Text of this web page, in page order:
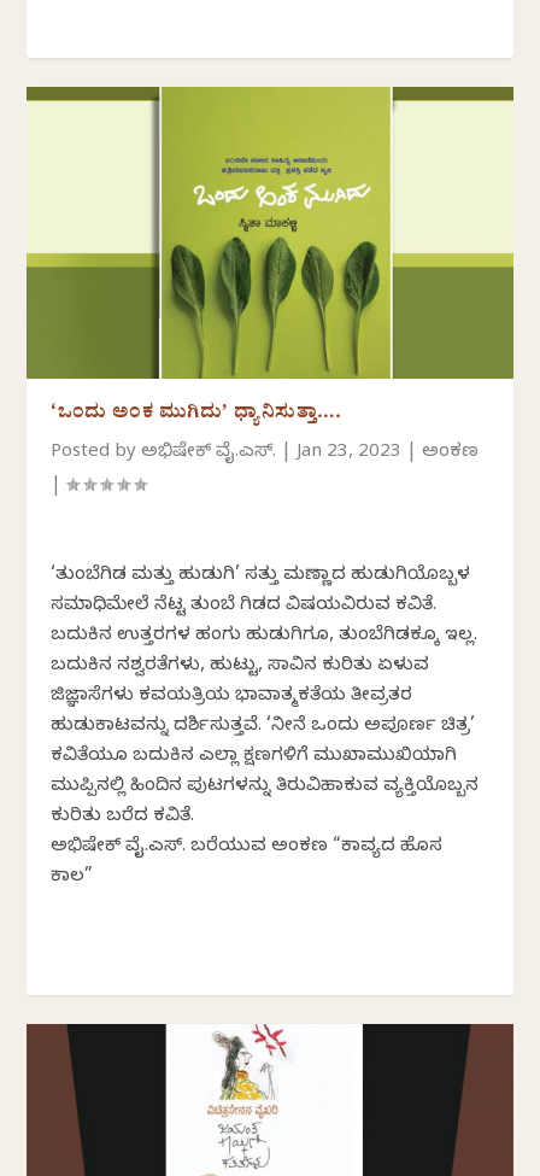
‘ಒಂದು ಅಂಕ ಮುಗಿದು’ ಧ್ಯಾನಿಸುತ್ತಾ….
Posted byಅಭಿಷೇಕ್ ವೈ.ಎಸ್. |Jan 23, 2023 |ಅಂಕಣ
|
‘ತುಂಬೆಗಿಡ ಮತ್ತು ಹುಡುಗಿ’ ಸತ್ತು ಮಣ್ಣಾದ ಹುಡುಗಿಯೊಬ್ಬಳ
ಸಮಾಧಿಮೇಲೆ ನೆಟ್ಟ ತುಂಬೆ ಗಿಡದ ವಿಷಯವಿರುವ ಕವಿತೆ.
ಬದುಕಿನ ಉತ್ತರಗಳ ಹಂಗು ಹುಡುಗಿಗೂ, ತುಂಬೆಗಿಡಕ್ಕೂ ಇಲ್ಲ.
ಬದುಕಿನ ನಶ್ವರತೆಗಳು, ಹುಟ್ಟು, ಸಾವಿನ ಕುರಿತು ಏಳುವ
ಜಿಜ್ಞಾಸೆಗಳು ಕವಯತ್ರಿಯ ಭಾವಾತ್ಮಕತೆಯ ತೀವ್ರತರ
ಹುಡುಕಾಟವನ್ನು ದರ್ಶಿಸುತ್ತವೆ. ‘ನೀನೆ ಒಂದು ಅಪೂರ್ಣ ಚಿತ್ರ’
ಕವಿತೆಯೂ ಬದುಕಿನ ಎಲ್ಲಾ ಕ್ಷಣಗಳಿಗೆ ಮುಖಾಮುಖಿಯಾಗಿ
ಮುಪ್ಪಿನಲ್ಲಿ ಹಿಂದಿನ ಪುಟಗಳನ್ನು ತಿರುವಿಹಾಕುವ ವ್ಯಕ್ತಿಯೊಬ್ಬನ
ಕುರಿತು ಬರೆದ ಕವಿತೆ.
ಅಭಿಷೇಕ್‌ ವೈ.ಎಸ್. ಬರೆಯುವ ಅಂಕಣ “ಕಾವ್ಯದ ಹೊಸ
ಕಾಲ”